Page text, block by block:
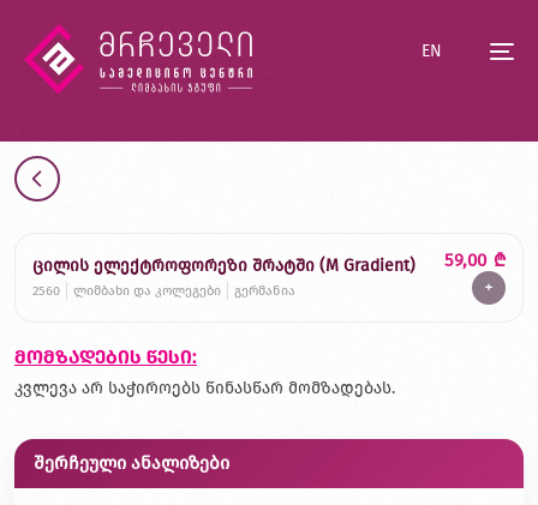
EN
ცილის ელექტროფორეზი შრატში (M Gradient)
2560 ლიმბახი და კოლეგები გერმანია
59,00 ₾
+
მომზადების წესი:
კვლევა არ საჭიროებს წინასწარ მომზადებას.
შერჩეული ანალიზები